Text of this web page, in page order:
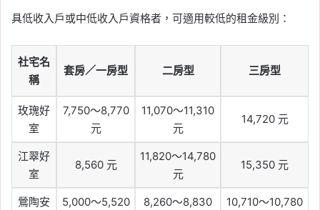
具低收入戶或中低收入戶資格者，可適用較低的租金級別：
社宅名
稱
套房／一房型 二房型 三房型
玫瑰好
室
7,750～8,770
元
11,070～11,310
元
14,720 元
江翠好
室
8,560 元
11,820～14,780
元
15,350 元
鶯陶安
5,000～5,520
8,260～8,830
10,710～10,780